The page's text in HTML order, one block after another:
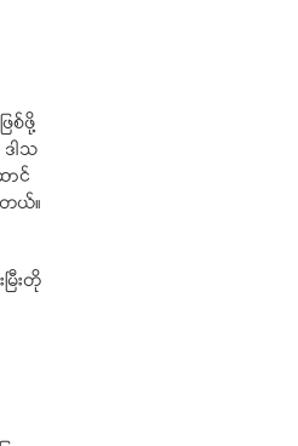
စ်ဖို့
ါသ
ာင်
ယ်။
ြီးတို